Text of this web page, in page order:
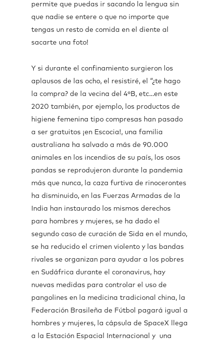
permite que puedas ir sacando la lengua sin
que nadie se entere o que no importe que
tengas un resto de comida en el diente al
sacarte una foto!
Y si durante el confinamiento surgieron los
aplausos de las ocho, el resistiré, el “¿te hago
la compra? de la vecina del 4ºB, etc…en este
2020 también, por ejemplo, los productos de
higiene femenina tipo compresas han pasado
a ser gratuitos ¡en Escocia!, una familia
australiana ha salvado a más de 90.000
animales en los incendios de su país, los osos
pandas se reprodujeron durante la pandemia
más que nunca, la caza furtiva de rinocerontes
ha disminuido, en las Fuerzas Armadas de la
India han instaurado los mismos derechos
para hombres y mujeres, se ha dado el
segundo caso de curación de Sida en el mundo,
se ha reducido el crimen violento y las bandas
rivales se organizan para ayudar a los pobres
en Sudáfrica durante el coronavirus, hay
nuevas medidas para controlar el uso de
pangolines en la medicina tradicional china, la
Federación Brasileña de Fútbol pagará igual a
hombres y mujeres, la cápsula de SpaceX llega
a la Estación Espacial Internacional y una